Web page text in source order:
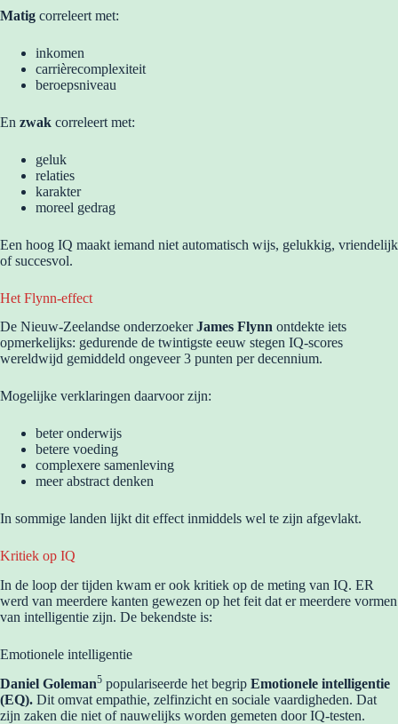
Matig correleert met:
inkomen
carrièrecomplexiteit
beroepsniveau
En zwak correleert met:
geluk
relaties
karakter
moreel gedrag
Een hoog IQ maakt iemand niet automatisch wijs, gelukkig, vriendelijk
of succesvol.
Het Flynn-effect
De Nieuw-Zeelandse onderzoekerJames Flynn ontdekte iets
opmerkelijks: gedurende de twintigste eeuw stegen IQ-scores
wereldwijd gemiddeld ongeveer 3 punten per decennium.
Mogelijke verklaringen daarvoor zijn:
beter onderwijs
betere voeding
complexere samenleving
meer abstract denken
In sommige landen lijkt dit effect inmiddels wel te zijn afgevlakt.
Kritiek op IQ
In de loop der tijden kwam er ook kritiek op de meting van IQ. ER
werd van meerdere kanten gewezen op het feit dat er meerdere vormen
van intelligentie zijn. De bekendste is:
Emotionele intelligentie
Daniel Goleman5 populariseerde het begrip Emotionele intelligentie
(EQ). Dit omvat empathie, zelfinzicht en sociale vaardigheden. Dat
zijn zaken die niet of nauwelijks worden gemeten door IQ-testen.